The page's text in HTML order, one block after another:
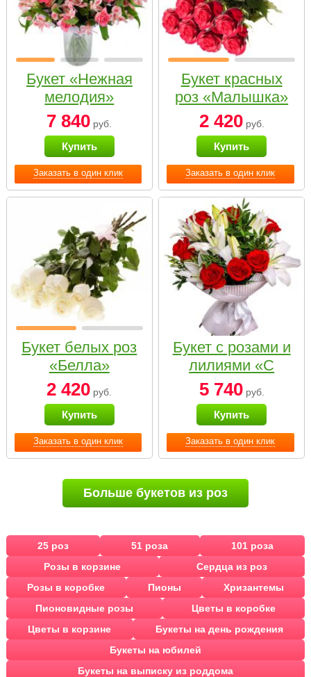
Заказать в один клик
Букет «Нежная
мелодия»
7 840 руб.
Купить
Заказать в один клик
Букет красных
роз «Малышка»
2 420руб.
Купить
Заказать в один клик
Букет белых роз
«Белла»
2 420 руб.
Купить
Заказать в один клик
Букет с розами и
лилиями «С
наилучшими
пожеланиями»
5 740руб.
Купить
Больше букетов из роз
25 роз 51 роза
101 роза
Розы в корзине
Сердца из роз
Розы в коробке
Пионы
Хризантемы
Пионовидные розы
Цветы в коробке
Цветы в корзине
Букеты на день рождения
Букеты на юбилей
Букеты на выписку из роддома